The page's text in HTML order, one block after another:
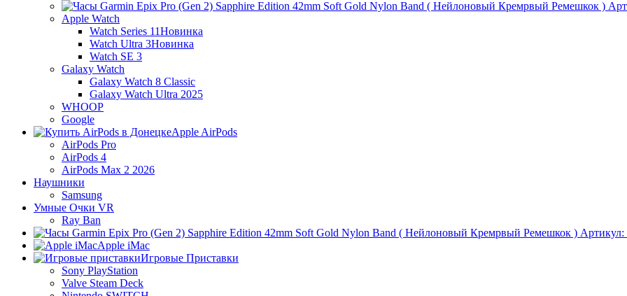
Apple Watch
Watch Series 11Новинка
Watch Ultra 3Новинка
Watch SE 3
Galaxy Watch
Galaxy Watch 8 Classic
Galaxy Watch Ultra 2025
WHOOP
Google
Apple AirPods
AirPods Pro
AirPods 4
AirPods Max 2 2026
Наушники
Samsung
Умные Очки VR
Ray Ban
Apple iMac
Игровые Приставки
Sony PlayStation
Valve Steam Deck